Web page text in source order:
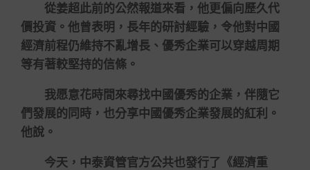
從姜超此前的公然報道來看，他更偏向歷久代
價投資。他曾表明，長年的研討經驗，令他對中國
經濟前程仍維持不亂增長、優秀企業可以穿越周期
等有著較堅持的信條。
我愿意花時間來尋找中國優秀的企業，伴隨它
們發展的同時，也分享中國優秀企業發展的紅利。
他說。
今天，中泰資管官方公共也發行了《經濟重